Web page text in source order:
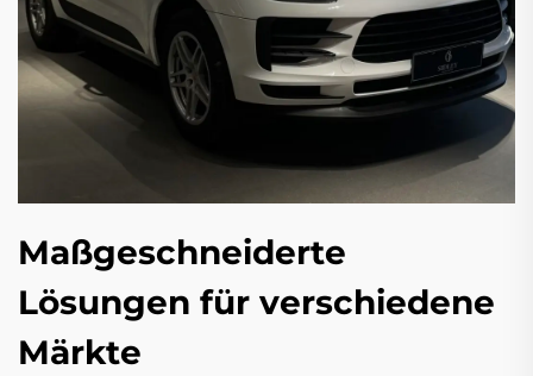
Maßgeschneiderte
Lösungen für verschiedene
Märkte